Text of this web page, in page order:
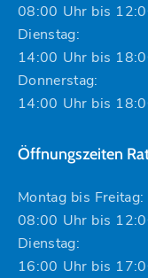
08:00 Uhr bis
Dienstag:
14:00 Uhr bis
Donnerstag:
14:00 Uhr bis
Öffnungszeiten
Montag bis Freitag:
08:00 Uhr bis
Dienstag:
16:00 Uhr bis